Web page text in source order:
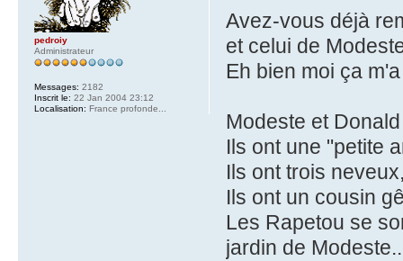
Avez-vous déjà
et celui de
Eh bien moi ça
Modeste et
Ils ont une "petite
Ils ont trois
Ils ont un cousin
Les Rapetou se
jardin de
pedroiy
Administrateur
Messages: 2182
Inscrit le: 22 Jan 2004 23:12
Localisation: France profonde...